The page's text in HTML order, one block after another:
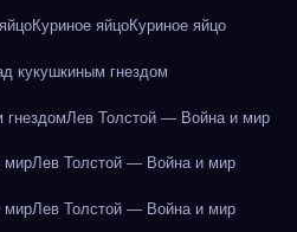
Куриное яйцоКуриное яйцо
кукушкиным гнездом
Лев Толстой — Война и мир
мирЛев Толстой — Война и мир
мирЛев Толстой — Война и мир